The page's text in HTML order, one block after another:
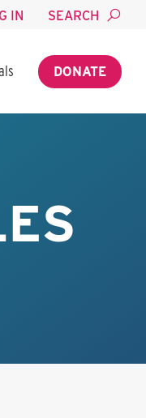
IN SEARCH
DONATE